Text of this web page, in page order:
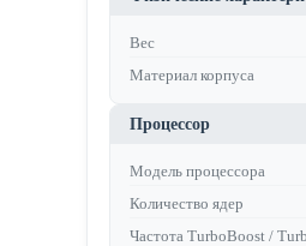
Вес
Материал корпуса
Процессор
Модель процессора
Количество ядер
Частота TurboBoost /